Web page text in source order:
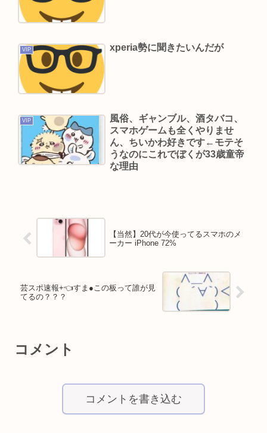
Powered by livedoor 相互RSS
VIP xperia勢に聞きたいんだが
VIP
風俗、ギャンブル、酒タバコ、
スマホゲームも全くやりませ
ん、ちいかわ好きです←モテそ
うなのにこれでぼくが33歳童帝
な理由
【当然】20代が今使ってるスマホのメ
ーカー iPhone 72%
芸スポ速報+👈すま●この板って誰が見
てるの？？？
コメント
コメントを書き込む